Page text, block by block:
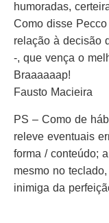
humoradas,
Como disse
relação à decisão
-, que vença o
Braaaaaap!
Fausto Macieira
PS – Como de
releve eventuais
forma / conteúdo;
mesmo no
inimiga da